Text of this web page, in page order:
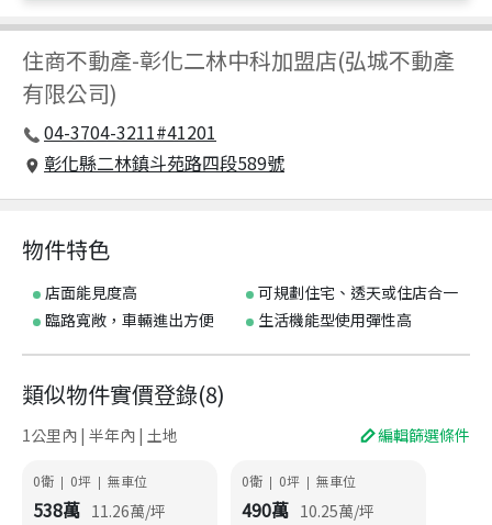
住商不動產-彰化二林中科加盟店(弘城不動產
有限公司)
04-3704-3211#41201
彰化縣二林鎮斗苑路四段589號
物件特色
店面能見度高
可規劃住宅、透天或住店合一
臨路寬敞，車輛進出方便
生活機能型使用彈性高
類似物件實價登錄(8)
1公里內 | 半年內 | 土地 編輯篩選條件
0衛 | 0坪 | 無車位
538萬 11.26萬/坪
0衛 | 0坪 | 無車位
490萬 10.25萬/坪